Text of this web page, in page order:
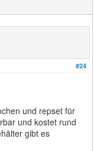
#24
und repset für
und kostet rund
gibt es